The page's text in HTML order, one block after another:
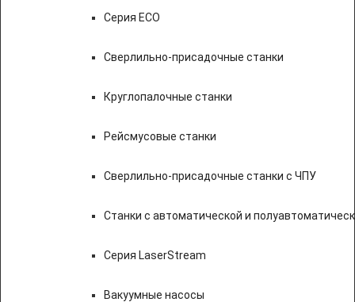
Серия ECO
Сверлильно-присадочные станки
Круглопалочные станки
Рейсмусовые станки
Сверлильно-присадочные станки с ЧПУ
Станки с автоматической и
Серия LaserStream
Вакуумные насосы